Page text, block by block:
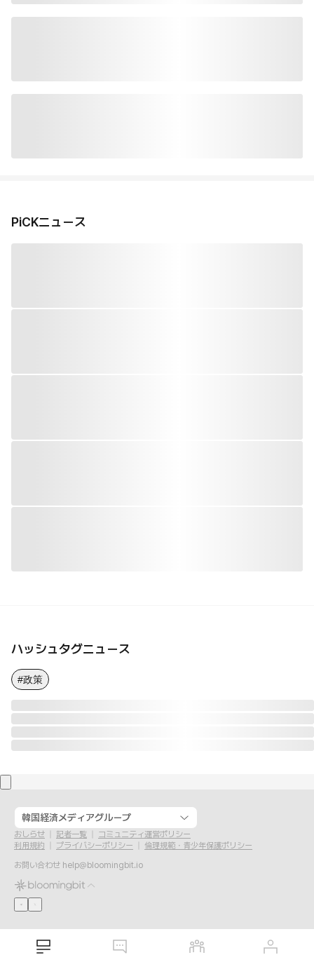
PiCKニュース
ハッシュタグニュース
#政策
韓国経済メディアグループ
おしらせ 記者一覧
コミュニティ運営ポリシー
利用規約
プライバシーポリシー
倫理規範・青少年保護ポリシー
お問い合わせ help@bloomingbit.io